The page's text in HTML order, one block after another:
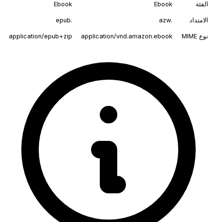
الفئة Ebook
Ebook
الامتداد .azw
.epub
نوع MIME application/vnd.amazon.ebook
application/epub+zip